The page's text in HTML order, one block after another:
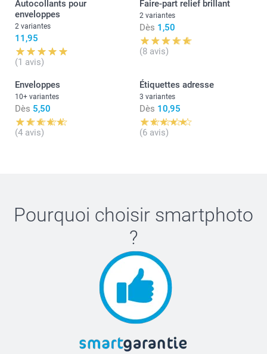
Autocollants pour
enveloppes
2 variantes
11,95
(1 avis)
Faire-part relief brillant
2 variantes
Dès 1,50
(8 avis)
Enveloppes
10+ variantes
Dès 5,50
(4 avis)
Étiquettes adresse
3 variantes
Dès 10,95
(6 avis)
Pourquoi choisir smartphoto
?